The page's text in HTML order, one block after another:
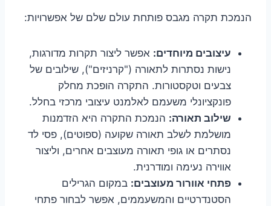
הנמכת תקרה מגבס פותחת עולם שלם של אפשרויות:
עיצובים מיוחדים: אפשר ליצור תקרות מדורגות,
נישות נסתרות לתאורה ("קרניזים"), שילובים של
צבעים וטקסטורות. התקרה הופכת מחלק
פונקציונלי משעמם לאלמנט עיצובי מרכזי בחלל.
שילוב תאורה: הנמכת התקרה היא הזדמנות
מושלמת לשלב תאורה שקועה (ספוטים), פסי לד
נסתרים או גופי תאורה מעוצבים אחרים, וליצור
אווירה נעימה ומודרנית.
פתחי אוורור מעוצבים: במקום הגרילים
הסטנדרטיים והמשעממים, אפשר לבחור פתחי